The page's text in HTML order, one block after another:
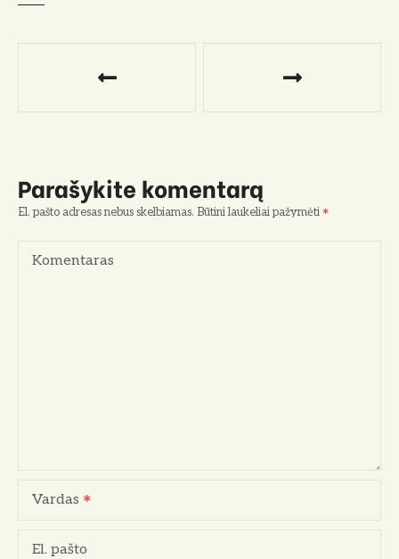
g
c
Parašykite komentarą
El. pašto adresas nebus skelbiamas. Būtini laukeliai pažymėti
Komentaras
Vardas
El. pašto